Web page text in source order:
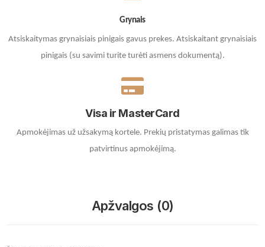
Grynais
Atsiskaitymas grynaisiais pinigais gavus prekes. Atsiskaitant grynaisiais
pinigais (su savimi turite turėti asmens dokumentą).
Visa ir MasterCard
Apmokėjimas už užsakymą kortele. Prekių pristatymas galimas tik
patvirtinus apmokėjimą.
Apžvalgos (0)